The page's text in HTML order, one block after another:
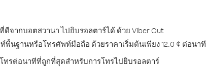
ากบอตสวานา ไปยิบรอลตาร์ได้ ด้วย Viber Out
นฐานหรือโทรศัพท์มือถือ ด้วยราคาเริ่มต้นเพียง 12.0 ¢ ต่อนาที
ทรต่อนาทีที่ถูกที่สุดสำหรับการโทรไปยิบรอลตาร์